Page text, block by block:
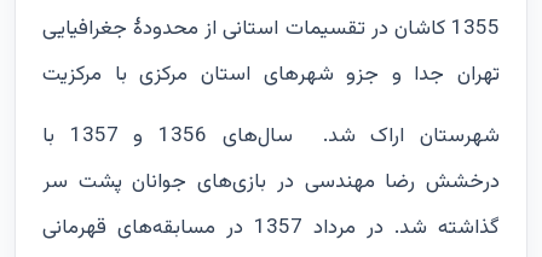
1355 کاشان در تقسیمات استانی از محدودۀ جغرافیایی
تهران جدا و جزو شهرهای استان مرکزی با مرکزیت
شهرستان اراک شد.
سال‌های 1356 و 1357 با
درخشش رضا مهندسی در بازی‌های جوانان پشت سر
گذاشته شد. در مرداد 1357 در مسابقه‌های قهرمانی